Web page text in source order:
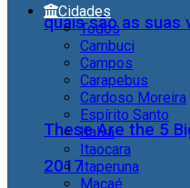
quais são as suas
These Are the 5
2017
Cidades
Todos
Cambuci
Campos
Carapebus
Cardoso Moreira
Espírito Santo
Italva
Itaocara
Itaperuna
Macaé